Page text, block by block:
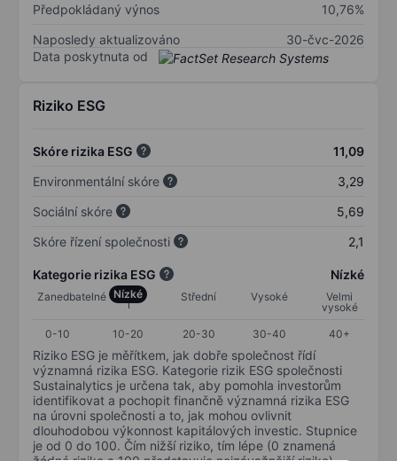
Předpokládaný výnos
10,76%
Naposledy aktualizováno
30-čvc-2026
Data poskytnuta od
Riziko ESG
Skóre rizika ESG
11,09
Environmentální skóre
3,29
Sociální skóre
5,69
Skóre řízení společnosti
2,1
Kategorie rizika ESG Nízké
Zanedbatelné Nízké Střední Vysoké
Velmi
vysoké
0-10
10-20 20-30 30-40 40+
Riziko ESG je měřítkem, jak dobře společnost řídí
významná rizika ESG. Kategorie rizik ESG společnosti
Sustainalytics je určena tak, aby pomohla investorům
identifikovat a pochopit finančně významná rizika ESG
na úrovni společnosti a to, jak mohou ovlivnit
dlouhodobou výkonnost kapitálových investic. Stupnice
je od 0 do 100. Čím nižší riziko, tím lépe (0 znamená